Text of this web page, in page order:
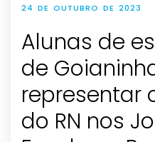
24 DE OUTUBRO DE 2023
Alunas de
de
representar
do RN nos